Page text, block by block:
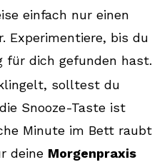
einfach nur einen
Experimentiere, bis du
für dich gefunden hast.
solltest du
Snooze-Taste ist
Minute im Bett raubt
deine Morgenpraxis